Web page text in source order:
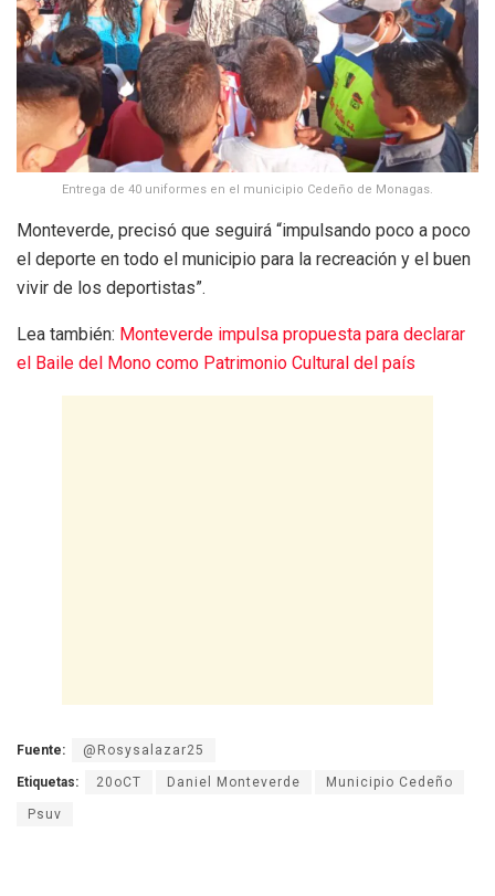
Entrega de 40 uniformes en el municipio Cedeño de Monagas.
Monteverde, precisó que seguirá “impulsando poco a poco
el deporte en todo el municipio para la recreación y el buen
vivir de los deportistas”.
Lea también: Monteverde impulsa propuesta para declarar
el Baile del Mono como Patrimonio Cultural del país
Fuente: @Rosysalazar25
Etiquetas: 20oCT Daniel Monteverde Municipio Cedeño
Psuv